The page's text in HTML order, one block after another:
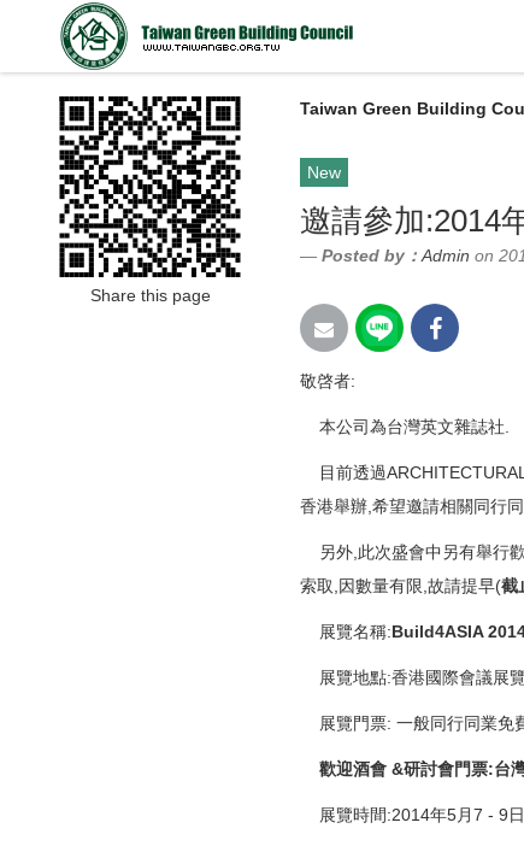
Taiwan Green Building
New
邀請參加:2014
Posted by： Admin on
敬啓者:
本公司為台灣英文雜誌社.
目前透過
香港舉辦,希望邀請相關同行
另外,此次盛會中另有舉行
索取,因數量有限,故請提早(截
展覽名稱:Build4ASIA
展覽地點:香港國際會議展
展覽門票: 一般同行同業免
歡迎酒會 &研討會門票:台
展覽時間:2014年5月7 - 9日
Share this page